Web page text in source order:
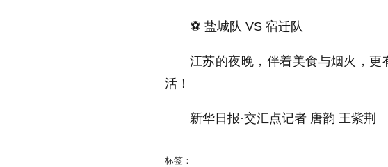
⚽️ 盐城队 VS 宿迁队
江苏的夜晚，伴着美食与烟火，
活！
新华日报·交汇点记者 唐韵 王紫荆
标签：